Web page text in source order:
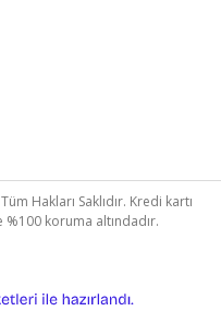
Tüm Hakları Saklıdır. Kredi kartı
%100 koruma altındadır.
e-